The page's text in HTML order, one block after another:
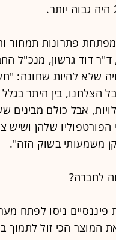
שהוקמה בשנת 2000, מפתחת
לחברה וש-2009 צפויה שלא
הצלחנו, בין היתר
אבל כולם מבינים
הפורטפוליו שלהן ושיש
משמעותי בשוק הזה".
לחברה?
ניסו לפתח
המוצר הכי זול